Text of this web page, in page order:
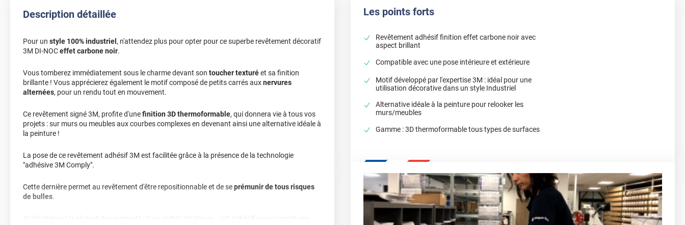
Description détaillée
Pour un style 100% industriel , n'attendez plus pour opter pour ce superbe revêtement décoratif
3M DI-NOCeffet carbone noir.
Vous tomberez immédiatement sous le charme devant son toucher texturéet sa finition
brillante ! Vous apprécierez également le motif composé de petits carrés auxnervures
alternées, pour un rendu tout en mouvement.
Ce revêtement signé 3M, profite d'unefinition 3D thermoformable, qui donnera vie à tous vos
projets : sur murs ou meubles aux courbes complexes en devenant ainsi une alternative idéale à
la peinture !
La pose de ce revêtement adhésif 3M est facilitée grâce à la présence de la technologie
"adhésive 3M Comply".
Cette dernière permet au revêtement d'être repositionnable et de seprémunir de tous risques
de bulles.
Applicable sur la plupart des supports : bois, métal, plastique... cet adhésif vous promet une
Les points forts
Revêtement adhésif finition effet carbone noir avec
aspect brillant
Compatible avec une pose intérieure et extérieure
Motif développé par l'expertise 3M : idéal pour une
utilisation décorative dans un style Industriel
Alternative idéale à la peinture pour relooker les
murs/meubles
Gamme : 3D thermoformable tous types de surfaces